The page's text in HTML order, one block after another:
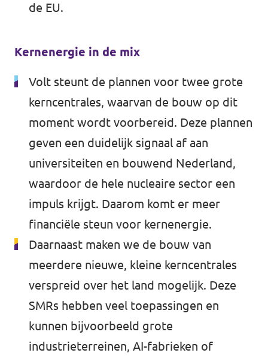
de EU.
Kernenergie in de mix
Volt steunt de plannen voor twee grote
kerncentrales, waarvan de bouw op dit
moment wordt voorbereid. Deze plannen
geven een duidelijk signaal af aan
universiteiten en bouwend Nederland,
waardoor de hele nucleaire sector een
impuls krijgt. Daarom komt er meer
financiële steun voor kernenergie.
Daarnaast maken we de bouw van
meerdere nieuwe, kleine kerncentrales
verspreid over het land mogelijk. Deze
SMRs hebben veel toepassingen en
kunnen bijvoorbeeld grote
industrieterreinen, AI-fabrieken of